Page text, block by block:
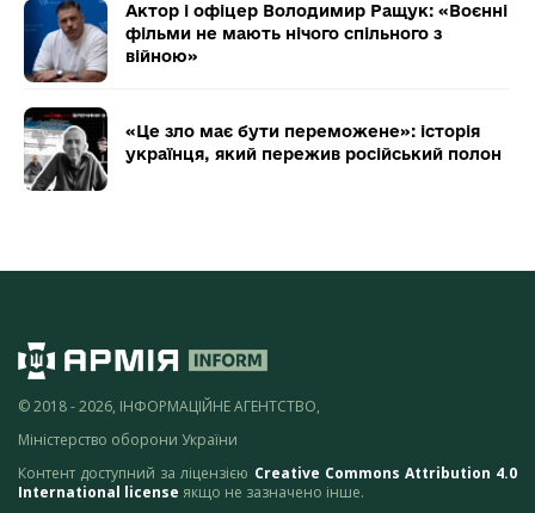
Актор і офіцер Володимир Ращук: «Воєнні
фільми не мають нічого спільного з
війною»
«Це зло має бути переможене»: історія
українця, який пережив російський полон
© 2018 - 2026, ІНФОРМАЦІЙНЕ АГЕНТСТВО,
Міністерство оборони України
Контент доступний за ліцензією Creative Commons Attribution 4.0
International license якщо не зазначено інше.